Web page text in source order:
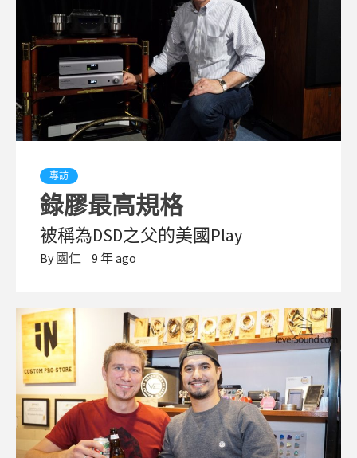
專訪
錄膠最高規格
被稱為DSD之父的美國Play
By 國仁 9 年 ago